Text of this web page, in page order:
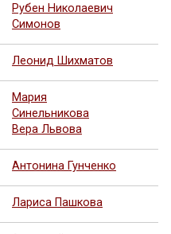
Рубен Николаевич
Симонов
Леонид Шихматов
Мария
Синельникова
Вера Львова
Антонина Гунченко
Лариса Пашкова